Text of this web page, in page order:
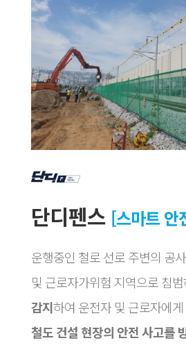
단디펜스 [스마트 안
운행중인 철로 선로 주변의 공
및 근로자가위험 지역으로 침
감지하여 운전자 및 근로자에
철도 건설 현장의 안전 사고를